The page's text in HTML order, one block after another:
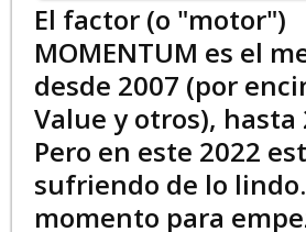
El factor (o "motor")
MOMENTUM es el
desde 2007 (por
Value y otros), hasta
Pero en este 2022
sufriendo de lo
momento para